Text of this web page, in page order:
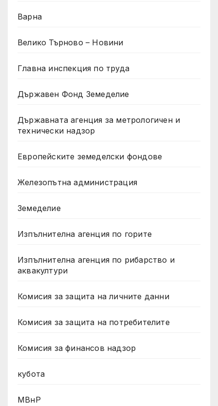
Варна
Велико Търново – Новини
Главна инспекция по труда
Държавен Фонд Земеделие
Държавната агенция за метрологичен и
технически надзор
Европейските земеделски фондове
Железопътна администрация
Земеделие
Изпълнителна агенция по горите
Изпълнителна агенция по рибарство и
аквакултури
Комисия за защита на личните данни
Комисия за защита на потребителите
Комисия за финансов надзор
кубота
МВнР